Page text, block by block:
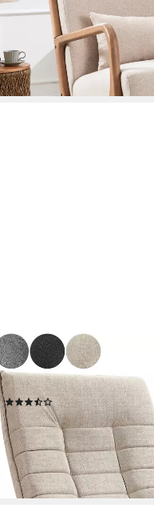
lieferbar - in 3-4 Werktagen bei
CASARIA
Relaxsessel Aberdeen,
Klappbar 150kg
(137)
99,95 € 134,95 €
-26%
lieferbar - in 3-4 Werktagen bei